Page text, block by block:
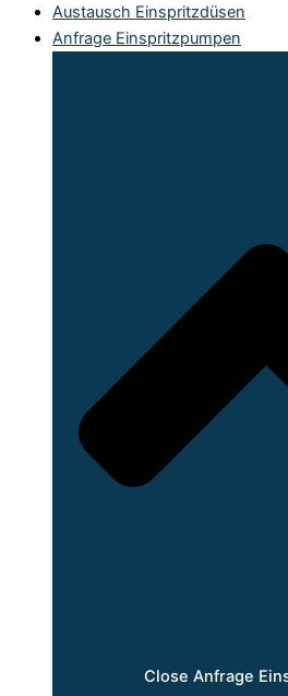
Austausch Einspritzdüsen
Anfrage Einspritzpumpen
Close Anfrage